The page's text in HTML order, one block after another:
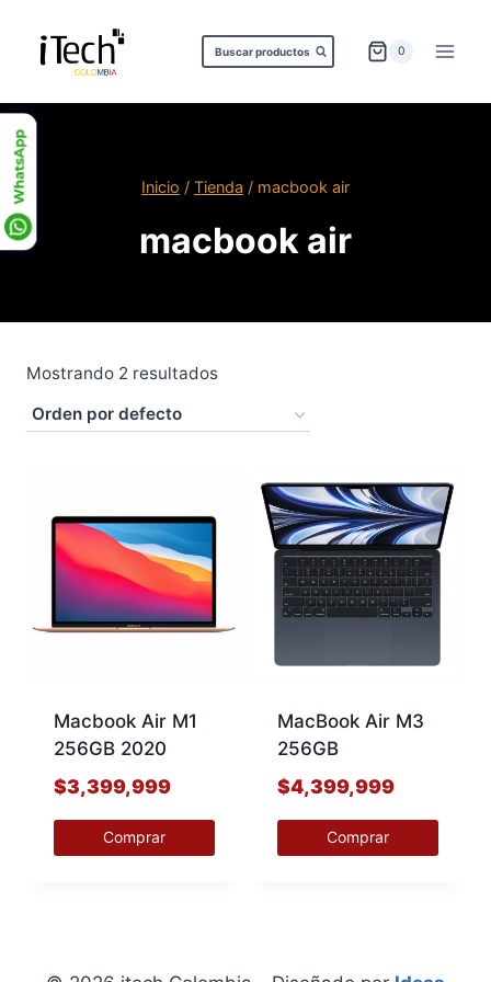
contenido
Buscar productos 0
Inicio / Tienda / macbook air
macbook air
Mostrando 2 resultados
Macbook Air M1
256GB 2020
$3,399,999
Comprar
MacBook Air M3
256GB
$4,399,999
Comprar